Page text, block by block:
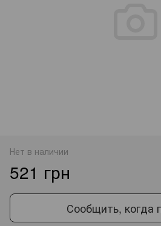
Нет в наличии
521 грн
Сообщить, когда